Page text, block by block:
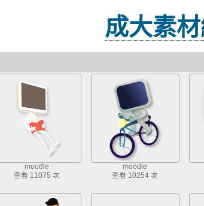
成大素
moodle
查看 11075 次
moodle
查看 10254 次